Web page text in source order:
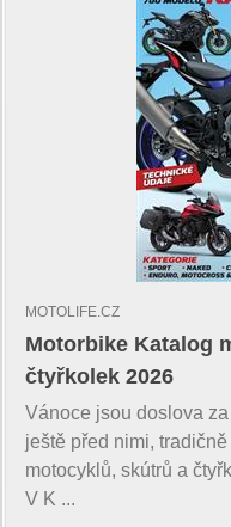
MOTOLIFE.CZ
Motorbike Katalog
čtyřkolek 2026
Vánoce jsou doslova
ještě před nimi,
motocyklů, skútrů a
V K ...